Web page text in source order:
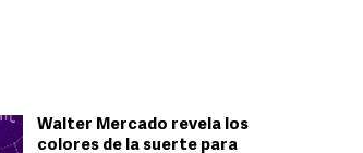
Walter Mercado revela los
colores de la suerte para